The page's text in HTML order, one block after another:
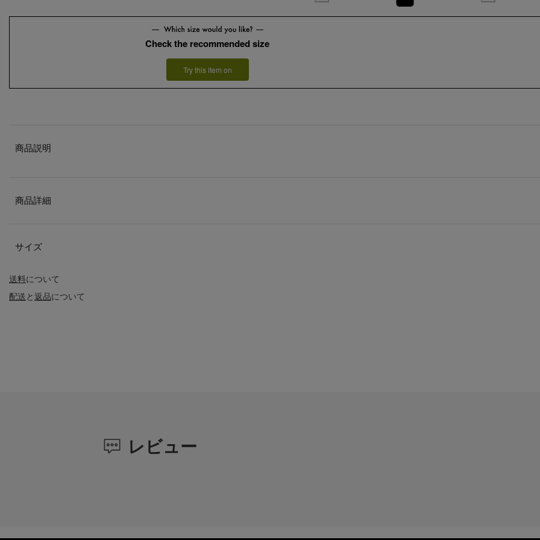
Check the recommended size
Try this item on
送料について
配送と返品について
商品説明
商品詳細
サイズ
レビュー